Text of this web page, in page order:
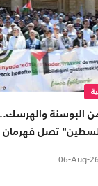
البوسنة والهرسك..
تصل قهرمان
06-Aug-26